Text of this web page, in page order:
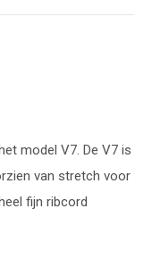
model V7. De V7 is
van stretch voor
fijn ribcord